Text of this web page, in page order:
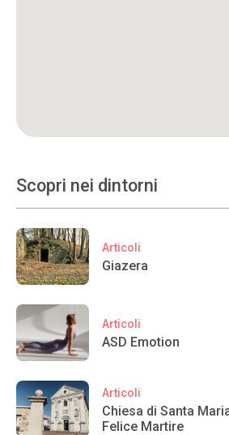
Scopri nei dintorni
Articoli
Giazera
Articoli
ASD Emotion
Articoli
Chiesa di Santa
Felice Martire